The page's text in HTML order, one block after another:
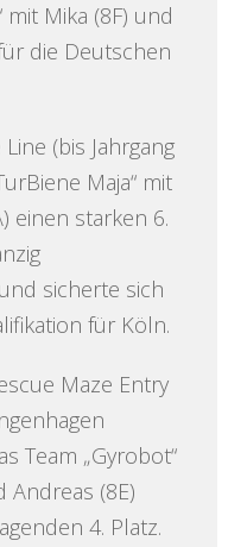
mit Mika (8F) und
die Deutschen
(bis Jahrgang
Maja“ mit
einen starken 6.
sicherte sich
für Köln.
Maze Entry
Team „Gyrobot“
Andreas (8E)
4. Platz.